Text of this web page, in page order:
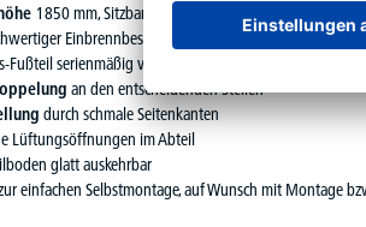
1850 mm, Sitzbankversion Höhe 1700 mm
Einbrennbeschichtung
Fußteil serienmäßig verzinkt
an den entscheidenden Stellen
durch schmale Seitenkanten
Lüftungsöffnungen im Abteil
glatt auskehrbar
einfachen Selbstmontage, auf Wunsch mit Montage